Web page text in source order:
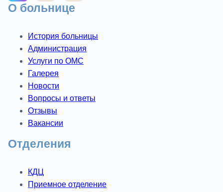
О больнице
История больницы
Администрация
Услуги по ОМС
Галерея
Новости
Вопросы и ответы
Отзывы
Вакансии
Отделения
КДЦ
Приемное отделение